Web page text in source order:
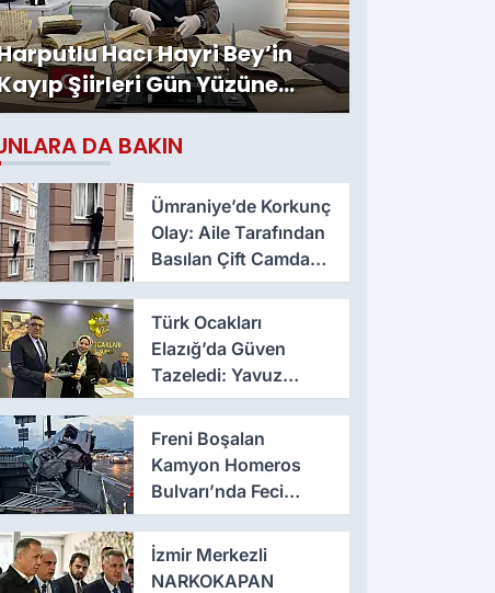
Hacı Hayri Bey’in
Şiirleri Gün Yüzüne
DA BAKIN
Ümraniye’de Korkunç
Olay: Aile Tarafından
Basılan Çift Camdan
Atladı
Türk Ocakları
Elazığ’da Güven
Tazeledi: Yavuz
Haykır Yeniden
Başkan
Freni Boşalan
Kamyon Homeros
Bulvarı’nda Feci
Kazaya Neden Oldu
İzmir Merkezli
NARKOKAPAN